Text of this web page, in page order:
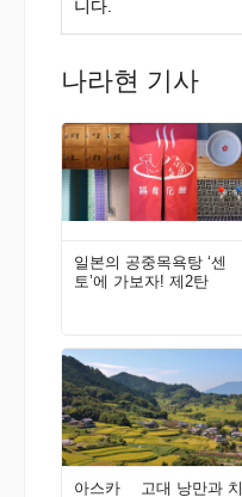
니다.
나라현 기사
일본의 공중목욕탕 ‘센
토’에 가보자! 제2탄
아스카 고대 낭만과 치